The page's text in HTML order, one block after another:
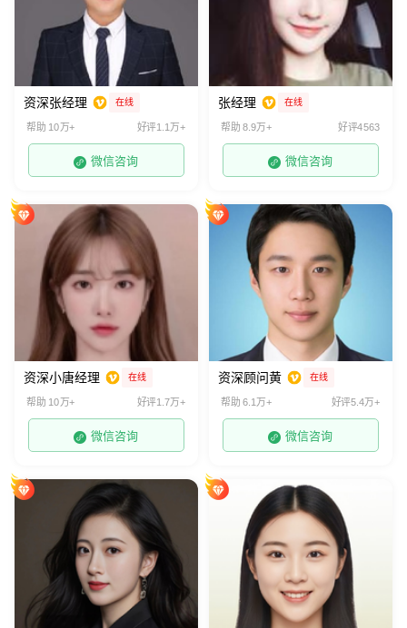
资深张经理 在线
帮助 10万+ 好评1.1万+
微信咨询
张经理 在线
帮助 8.9万+ 好评4563
微信咨询
资深小唐经理 在线
帮助 10万+ 好评1.7万+
微信咨询
资深顾问黄 在线
帮助 6.1万+ 好评5.4万+
微信咨询